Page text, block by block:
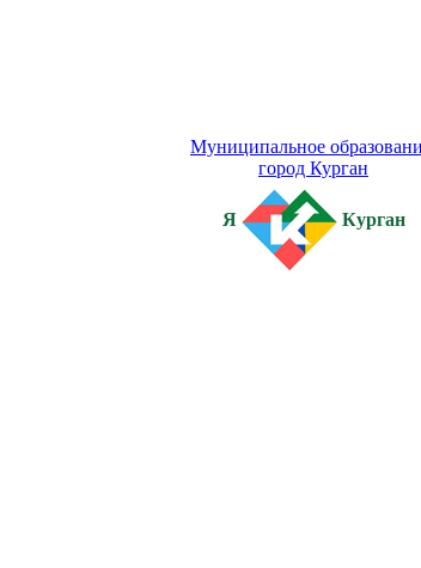
Муниципальное
город Курган
Я Курган